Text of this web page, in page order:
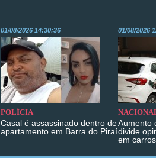
01/08/2026 14:30:36
POLÍCIA
Casal é assassinado dentro de
apartamento em Barra do Piraí
01/08/2026
Aumento
divide
em carros